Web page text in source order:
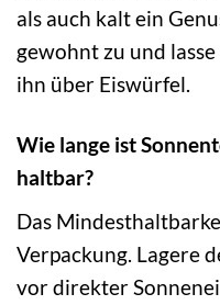
als auch kalt ein
gewohnt zu und
ihn über Eiswürfel.
Wie lange ist
haltbar?
Das
Verpackung. Lagere
vor direkter